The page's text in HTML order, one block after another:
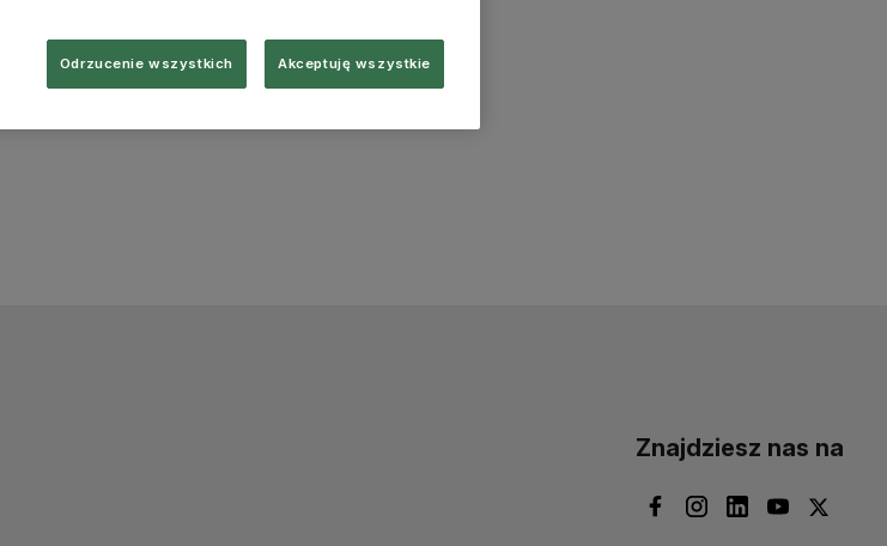
Znajdziesz nas na
Odrzucenie wszystkich Akceptuję wszystkie